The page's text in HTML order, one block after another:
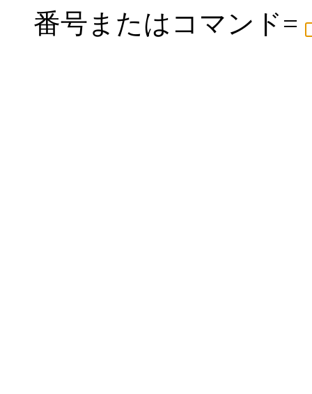
番号またはコマンド=